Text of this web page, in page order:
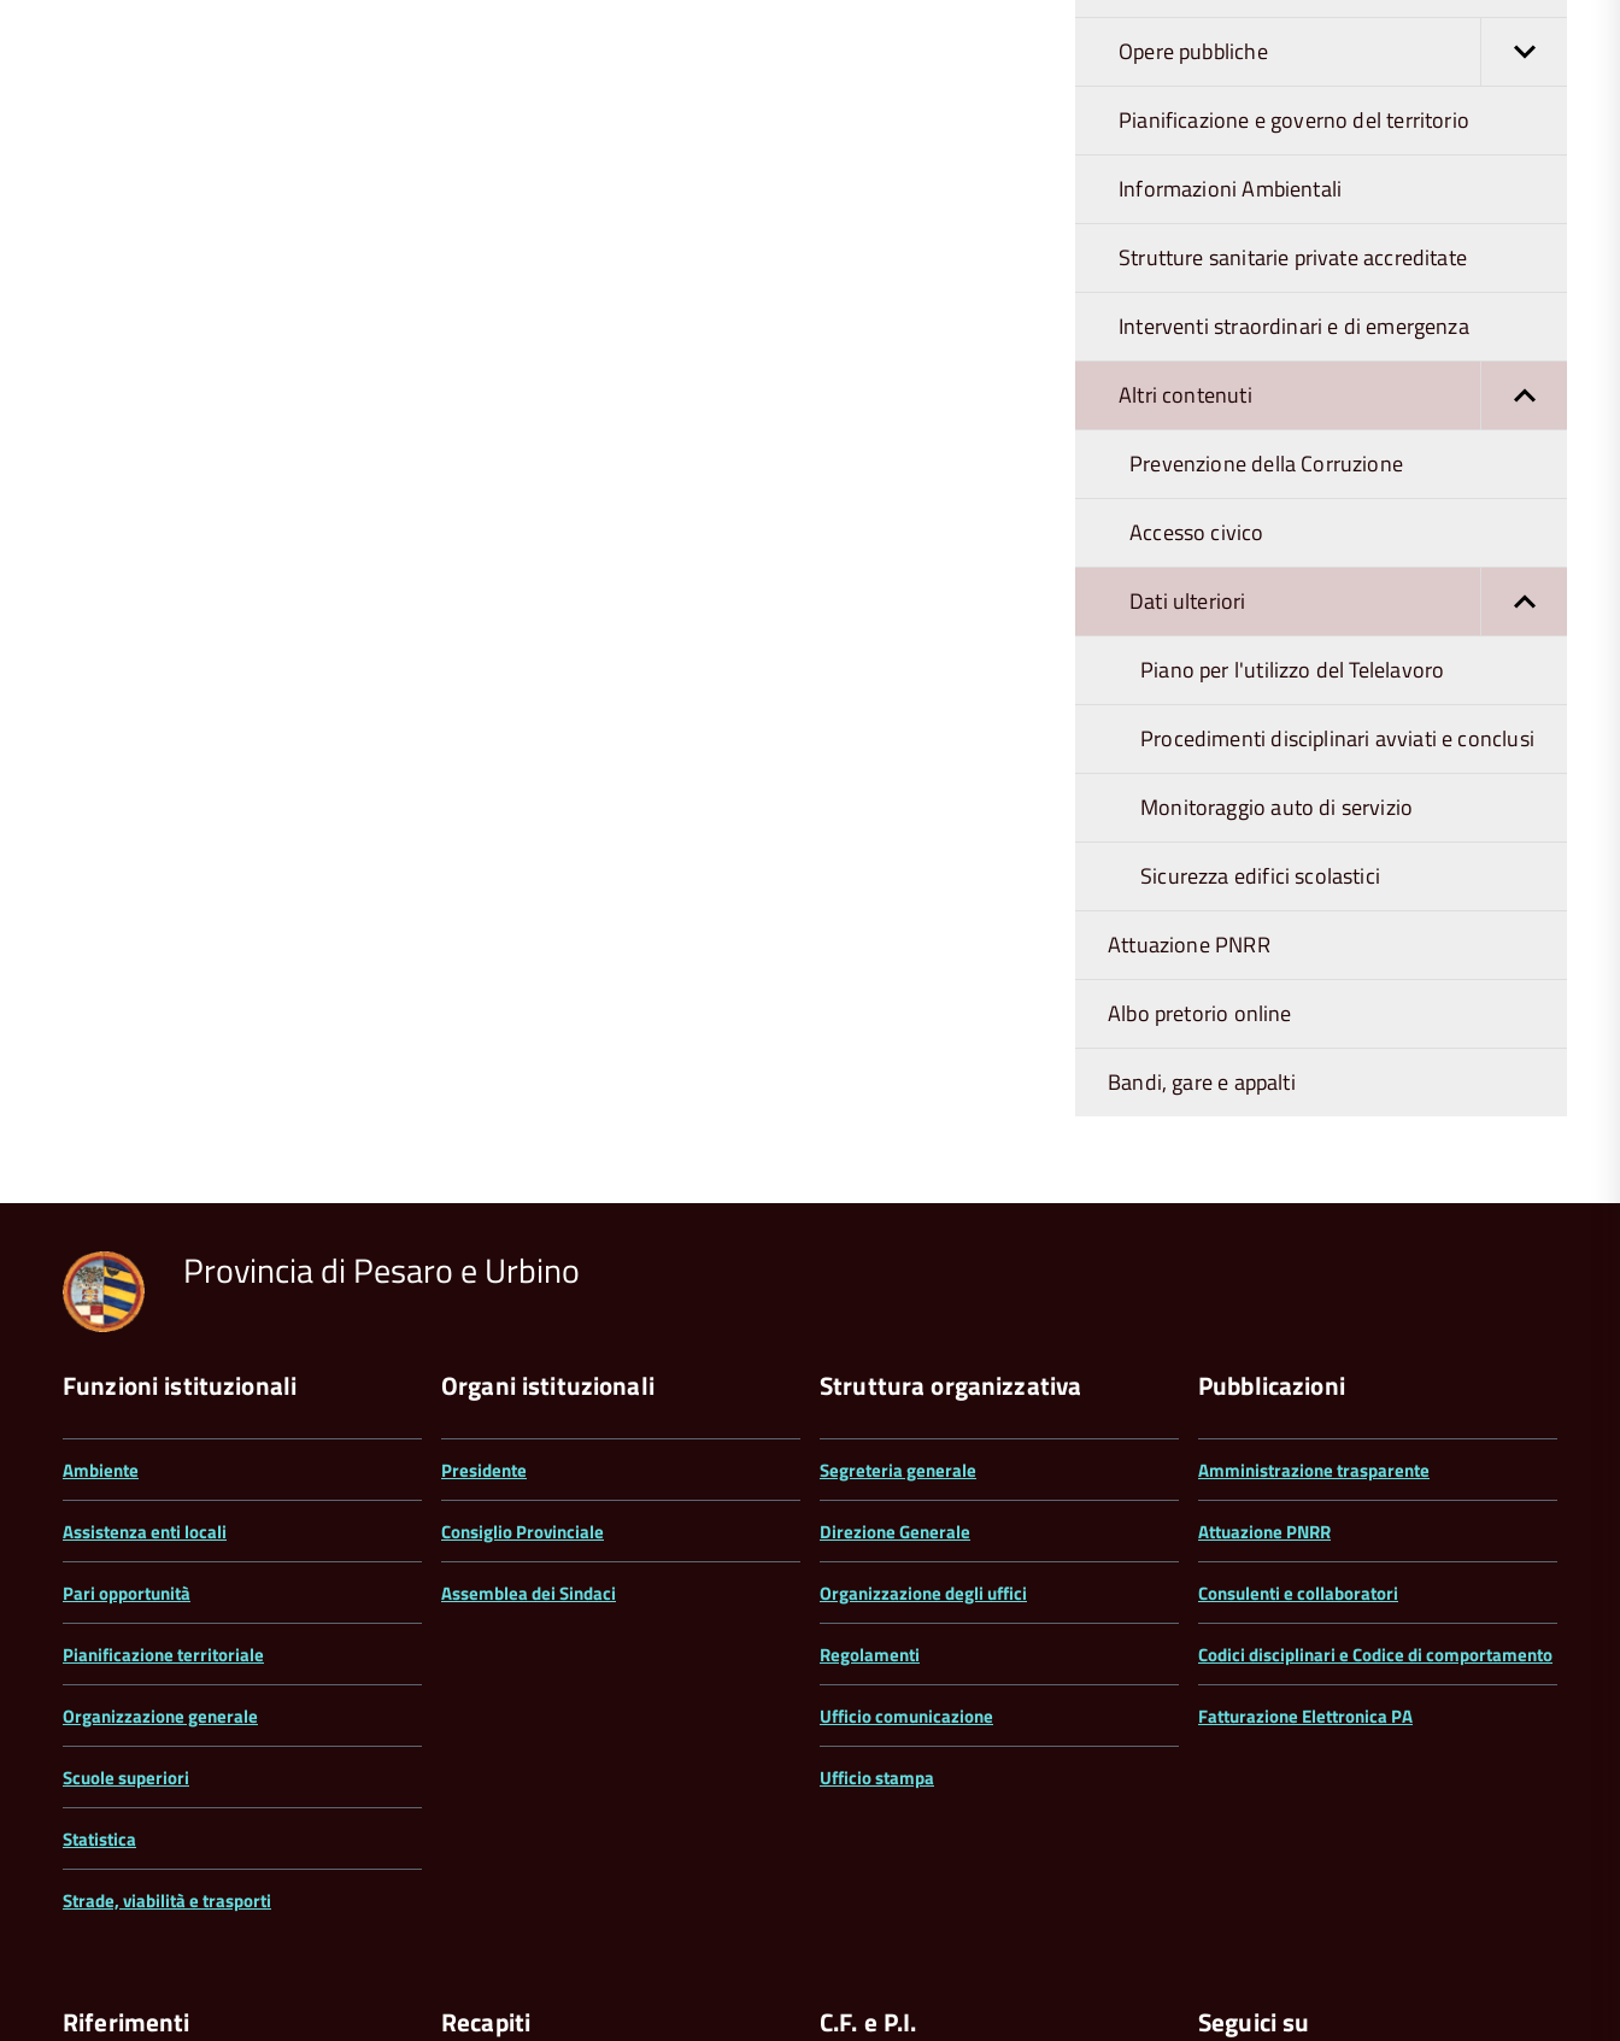
Opere pubbliche
Pianificazione e governo del territorio
Informazioni Ambientali
Strutture sanitarie private accreditate
Interventi straordinari e di emergenza
Altri contenuti
Prevenzione della Corruzione
Accesso civico
Dati ulteriori
Piano per l'utilizzo del Telelavoro
Procedimenti disciplinari avviati e conclusi
Monitoraggio auto di servizio
Sicurezza edifici scolastici
Attuazione PNRR
Albo pretorio online
Bandi, gare e appalti
del
Provincia di Pesaro e Urbino
Funzioni istituzionali
Ambiente
Assistenza enti locali
Pari opportunità
Pianificazione territoriale
Organizzazione generale
Scuole superiori
Statistica
Strade, viabilità e trasporti
Organi istituzionali
Presidente
Consiglio Provinciale
Assemblea dei Sindaci
Struttura organizzativa
Segreteria generale
Direzione Generale
Organizzazione degli uffici
Regolamenti
Ufficio comunicazione
Ufficio stampa
Pubblicazioni
Amministrazione trasparente
Attuazione PNRR
Consulenti e collaboratori
Codici disciplinari e Codice di comportamento
Fatturazione Elettronica PA
Riferimenti Recapiti C.F. e P.I. Seguici su